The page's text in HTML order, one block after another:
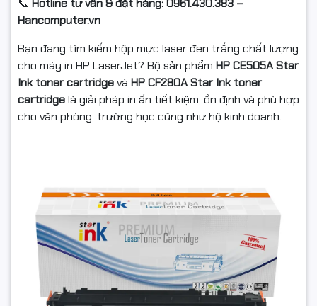
📞 Hotline tư vấn & đặt hàng: 0961.430.383 –
Hancomputer.vn
Bạn đang tìm kiếm hộp mực laser đen trắng chất lượng
cho máy in HP LaserJet? Bộ sản phẩm HP CE505A Star
Ink toner cartridgevà HP CF280A Star Ink toner
cartridgelà giải pháp in ấn tiết kiệm, ổn định và phù hợp
cho văn phòng, trường học cũng như hộ kinh doanh.